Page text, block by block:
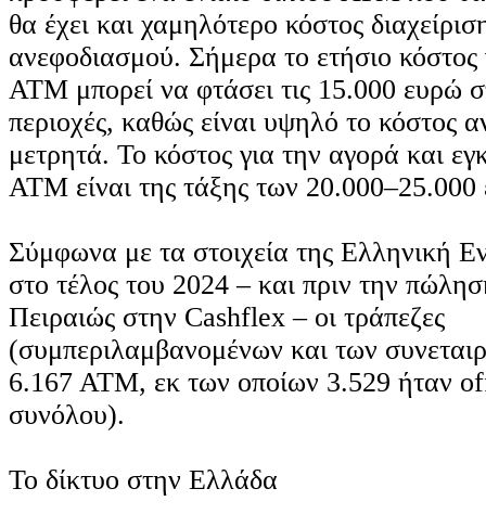
θα έχει και χαμηλότερο κόστος
ανεφοδιασμού. Σήμερα το ετήσιο
ΑΤΜ μπορεί να φτάσει τις 15.000 ευρώ
περιοχές, καθώς είναι υψηλό το κόστος
μετρητά. Το κόστος για την αγορά και
ΑΤΜ είναι της τάξης των
Σύμφωνα με τα στοιχεία της Ελληνική
στο τέλος του 2024 – και πριν την
Πειραιώς στην Cashflex – οι τράπεζες
(συμπεριλαμβανομένων και των
6.167 ΑΤΜ, εκ των οποίων 3.529 ήταν
συνόλου).
Το δίκτυο στην Ελλάδα